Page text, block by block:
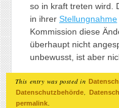
so in kraft treten wird.
in ihrer Stellungnahme
Kommission diese
überhaupt nicht
unbewusst, ist aber
This entry was posted in
Datenschutzbehörde,
permalink.